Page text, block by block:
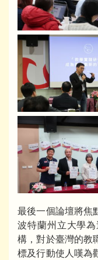
最後一個論壇將焦
波特蘭州立大學
構，對於臺灣的教
標及行動使人嘆為